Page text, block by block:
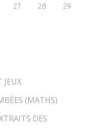
27 28
29
JEUX
(MATHS)
DES